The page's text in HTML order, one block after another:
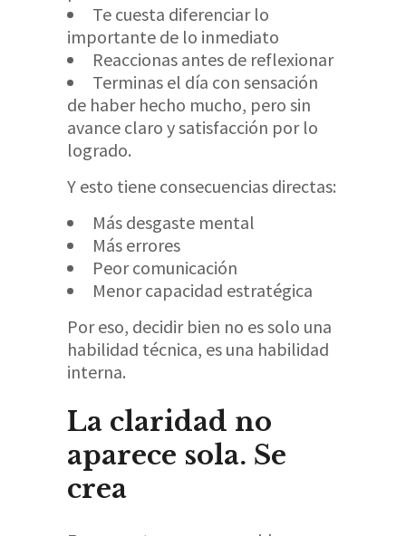
Te cuesta diferenciar lo
importante de lo inmediato
Reaccionas antes de reflexionar
Terminas el día con sensación
de haber hecho mucho, pero sin
avance claro y satisfacción por lo
logrado.
Y esto tiene consecuencias directas:
Más desgaste mental
Más errores
Peor comunicación
Menor capacidad estratégica
Por eso, decidir bien no es solo una
habilidad técnica, es una habilidad
interna.
La claridad no
aparece sola. Se
crea